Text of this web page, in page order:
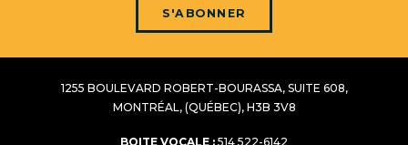
S'ABONNER
1255 BOULEVARD ROBERT-BOURASSA, SUITE 608,
MONTRÉAL, (QUÉBEC), H3B 3V8
BOITE VOCALE : 514 522-6142